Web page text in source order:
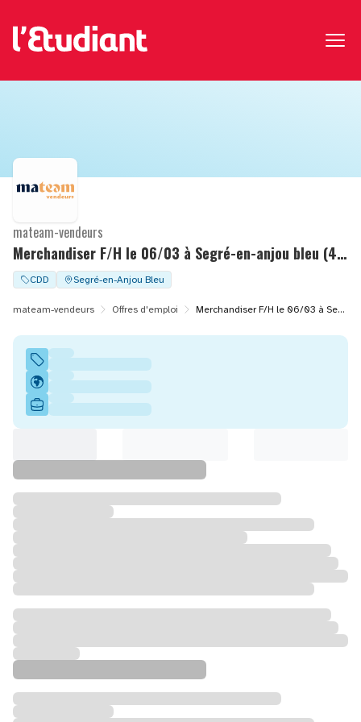
Merchandiser F/H le 06/03 à Segré-en-anjou bleu (49)
mateam-vendeurs
CDD Segré-en-Anjou Bleu
mateam-vendeurs Offres d'emploi Merchandiser F/H le 06/03 à Segré-en-anjou bleu (49)